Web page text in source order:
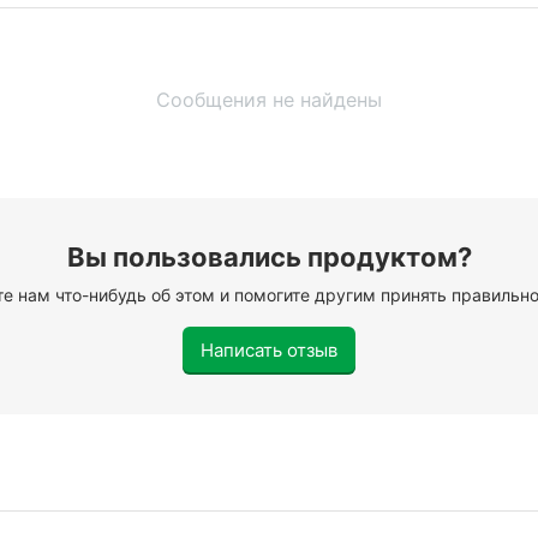
Сообщения не найдены
Вы пользовались продуктом?
нам что-нибудь об этом и помогите другим принять
Написать отзыв